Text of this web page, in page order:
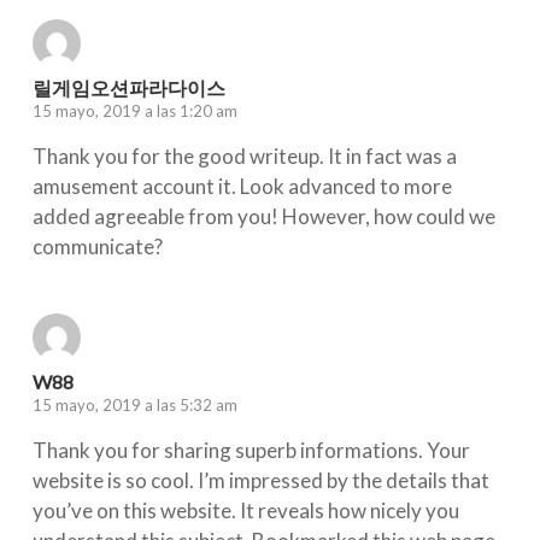
릴게임오션파라다이스
15 mayo, 2019 a las 1:20 am
Thank you for the good writeup. It in fact was a
amusement account it. Look advanced to more
added agreeable from you! However, how could we
communicate?
W88
15 mayo, 2019 a las 5:32 am
Thank you for sharing superb informations. Your
website is so cool. I’m impressed by the details that
you’ve on this website. It reveals how nicely you